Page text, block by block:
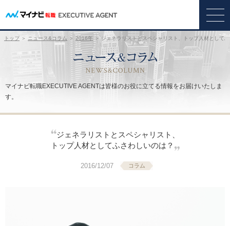
マイナビ転職EXECUTIVE AGENTは皆様のお役に立てる情報をお届けいたしま
す。
トップ＞ ニュース&コラム ＞ 2016年＞ ジェネラリストとスペシャリスト、トップ人材として
ジェネラリストとスペシャリスト、
トップ人材としてふさわしいのは？
2016/12/07 コラム